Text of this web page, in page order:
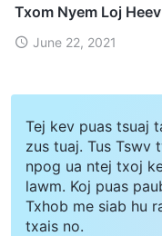
Txom Nyem Loj
June 22, 2021
Tej kev puas tsuaj
zus tuaj. Tus Tswv
npog ua ntej txoj
lawm. Koj puas
Txhob me siab hu
txais no.